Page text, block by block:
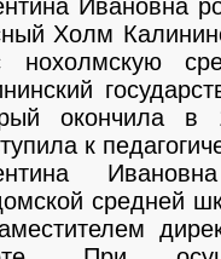
Ивановна
Холм
нохолмскую
окончила
к
средней